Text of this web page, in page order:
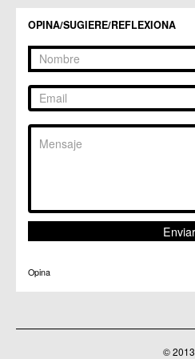
OPINA/SUGIERE/REFLEXIONA
Opina
© 2013